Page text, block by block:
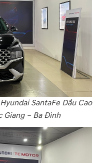
SantaFe Dầu Cao
Giang – Ba Đình